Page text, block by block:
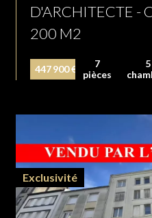
D'ARCHITECTE -
200 M2
447 900 €
7
pièces
5
Exclusivité